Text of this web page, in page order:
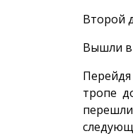
Второй
Вышли в
тропе